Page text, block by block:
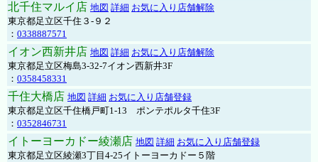
北千住マルイ店 地図 詳細 お気に入り店舗解除
東京都足立区千住３-９２
： 0338887571
イオン西新井店 地図 詳細 お気に入り店舗解除
東京都足立区梅島3-32-7イオン西新井3F
： 0358458331
千住大橋店 地図 詳細 お気に入り店舗登録
東京都足立区千住橋戸町1-13 ポンテポルタ千住3F
： 0352846731
イトーヨーカドー綾瀬店 地図 詳細 お気に入り店舗登録
東京都足立区綾瀬3丁目4-25イトーヨーカドー５階